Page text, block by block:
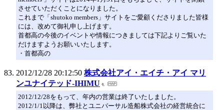
させていただくことになりました。
これまで「shutoko members」サイトをご愛顧くださりました皆様
には、改めて御礼申し上げます。
首都高の今後のイベントや情報につきましては下記よりご覧いた
だけますようお願いいたします。
・首都高の
2012/12/28 20:12:50 株式会社アイ・エイチ・アイ マリ
ンユナイテッド-IHIMU
2012/12/28をもって、年内の営業は終了いたしました。
2012/1/1以降は、弊社とユニバーサル造船株式会社の経営統合に